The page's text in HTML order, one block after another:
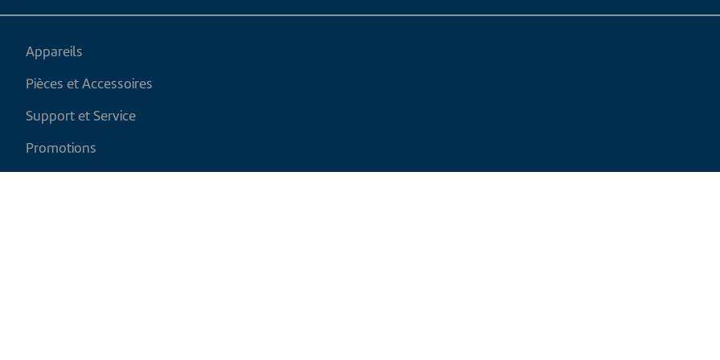
Appareils
Pièces et Accessoires
Support et Service
Promotions